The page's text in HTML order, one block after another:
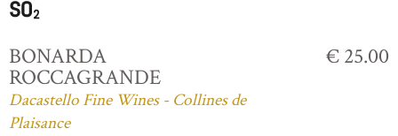
BONARDA
ROCCAGRANDE
Dacastello Fine Wines - Collines de
Plaisance
€ 25.00